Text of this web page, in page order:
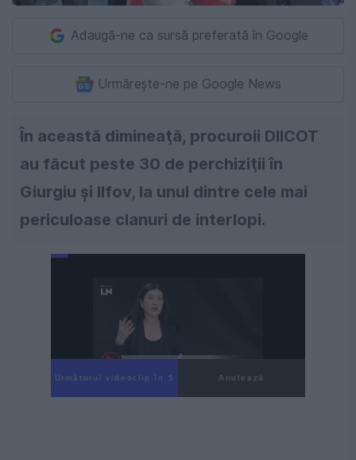
Adaugă-ne ca sursă preferată în Google
Urmărește-ne pe Google News
În această dimineaţă, procuroii DIICOT
au făcut peste 30 de perchiziţii în
Giurgiu şi Ilfov, la unul dintre cele mai
periculoase clanuri de interlopi.
Următorul videoclip în 4 Anulează